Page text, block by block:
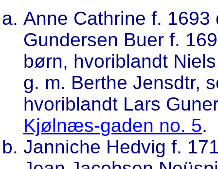
Anne Cathrine f. 1693
Gundersen Buer f.
børn, hvoriblandt
g. m. Berthe Jensdtr,
hvoriblandt Lars
Kjølnæs-gaden no. 5.
Janniche Hedvig f.